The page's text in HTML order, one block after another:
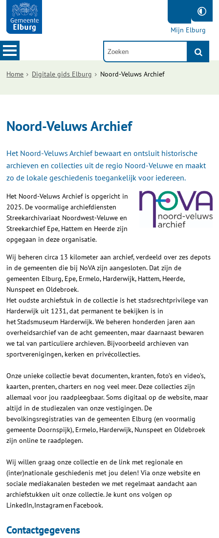
Mijn Elburg
Home Digitale gids Elburg Noord-Veluws Archief
Noord-Veluws Archief
Het Noord-Veluws Archief bewaart en ontsluit historische
archieven en collecties uit de regio Noord-Veluwe en maakt
zo de lokale geschiedenis toegankelijk voor iedereen.
Het Noord-Veluws Archief is opgericht in
2025. De voormalige archiefdiensten
Streekarchivariaat Noordwest-Veluwe en
Streekarchief Epe, Hattem en Heerde zijn
opgegaan in deze organisatie.
Wij beheren circa 13 kilometer aan archief, verdeeld over zes depots
in de gemeenten die bij NoVA zijn aangesloten. Dat zijn de
gemeenten Elburg, Epe, Ermelo, Harderwijk, Hattem, Heerde,
Nunspeet en Oldebroek.
Het oudste archiefstuk in de collectie is het stadsrechtprivilege van
Harderwijk uit 1231, dat permanent te bekijken is in
het Stadsmuseum Harderwijk. We beheren honderden jaren aan
overheidsarchief van de acht gemeenten, maar daarnaast bewaren
we tal van particuliere archieven. Bijvoorbeeld archieven van
sportverenigingen, kerken en privécollecties.
Onze unieke collectie bevat documenten, kranten, foto’s en video’s,
kaarten, prenten, charters en nog veel meer. Deze collecties zijn
allemaal voor jou raadpleegbaar. Soms digitaal op de website, maar
altijd in de studiezalen van onze vestigingen. De
bevolkingsregistraties van de gemeenten Elburg (en voormalig
gemeente Doornspijk), Ermelo, Harderwijk, Nunspeet en Oldebroek
zijn online te raadplegen.
Wij willen graag onze collectie en de link met regionale en
(inter)nationale geschiedenis met jou delen! Via onze website en
sociale mediakanalen besteden we met regelmaat aandacht aan
archiefstukken uit onze collectie. Je kunt ons volgen op
LinkedIn, Instagram en Facebook.
Contactgegevens